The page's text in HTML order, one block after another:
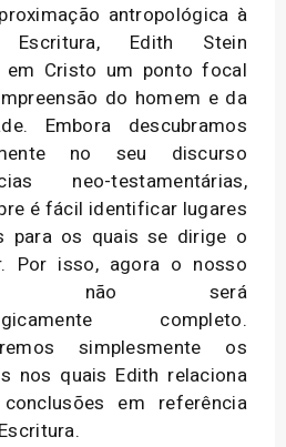
antropológica à
Escritura, Edith Stein
em Cristo um ponto focal
do homem e da
Embora descubramos
no seu discurso
neo-testamentárias,
é fácil identificar lugares
para os quais se dirige o
Por isso, agora o nosso
não será
completo.
simplesmente os
nos quais Edith relaciona
em referência